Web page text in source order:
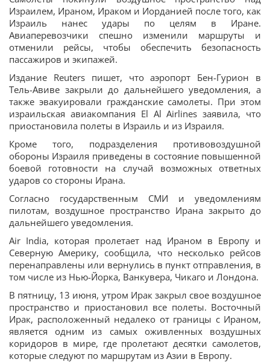
Израилем, Ираном, Ираком и Иорданией после того, как
Израиль нанес удары по целям в Иране.
Авиаперевозчики спешно изменили маршруты и
отменили рейсы, чтобы обеспечить безопасность
пассажиров и экипажей.
Издание Reuters пишет, что аэропорт Бен-Гурион в
Тель-Авиве закрыли до дальнейшего уведомления, а
также эвакуировали гражданские самолеты. При этом
израильская авиакомпания El Al Airlines заявила, что
приостановила полеты в Израиль и из Израиля.
Кроме того, подразделения противовоздушной
обороны Израиля приведены в состояние повышенной
боевой готовности на случай возможных ответных
ударов со стороны Ирана.
Согласно государственным СМИ и уведомлениям
пилотам, воздушное пространство Ирана закрыто до
дальнейшего уведомления.
Air India, которая пролетает над Ираном в Европу и
Северную Америку, сообщила, что несколько рейсов
перенаправлены или вернулись в пункт отправления, в
том числе из Нью-Йорка, Ванкувера, Чикаго и Лондона.
В пятницу, 13 июня, утром Ирак закрыл свое воздушное
пространство и приостановил все полеты. Восточный
Ирак, расположенный недалеко от границы с Ираном,
является одним из самых оживленных воздушных
коридоров в мире, где пролетают десятки самолетов,
которые следуют по маршрутам из Азии в Европу.